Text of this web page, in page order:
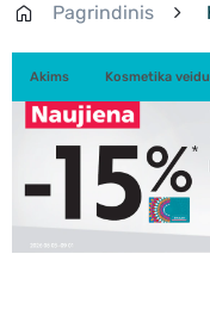
Pagrindinis
Akims Kosmetika